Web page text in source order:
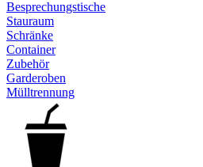
Besprechungstische
Stauraum
Schränke
Container
Zubehör
Garderoben
Mülltrennung